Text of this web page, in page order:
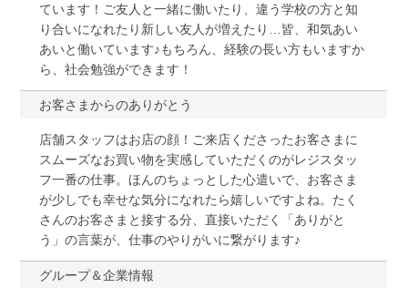
ています！ご友人と一緒に働いたり、違う学校の方と知
り合いになれたり新しい友人が増えたり…皆、和気あい
あいと働いています♪もちろん、経験の長い方もいますか
ら、社会勉強ができます！
お客さまからのありがとう
店舗スタッフはお店の顔！ご来店くださったお客さまに
スムーズなお買い物を実感していただくのがレジスタッ
フ一番の仕事。ほんのちょっとした心遣いで、お客さま
が少しでも幸せな気分になれたら嬉しいですよね。たく
さんのお客さまと接する分、直接いただく「ありがと
う」の言葉が、仕事のやりがいに繋がります♪
グループ＆企業情報